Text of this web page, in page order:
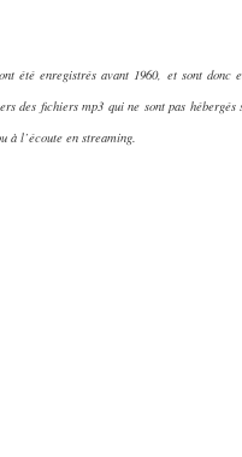
été enregistrés avant 1960, et sont donc
des fichiers mp3 qui ne sont pas hébergés
à l’écoute en streaming.